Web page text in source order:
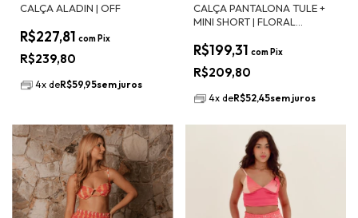
CALÇA ALADIN | OFF
R$239,80
R$227,81 com Pix
4x deR$59,95sem juros
CALÇA PANTALONA TULE +
MINI SHORT | FLORAL
R$209,80
R$199,31 com Pix
4x deR$52,45sem juros